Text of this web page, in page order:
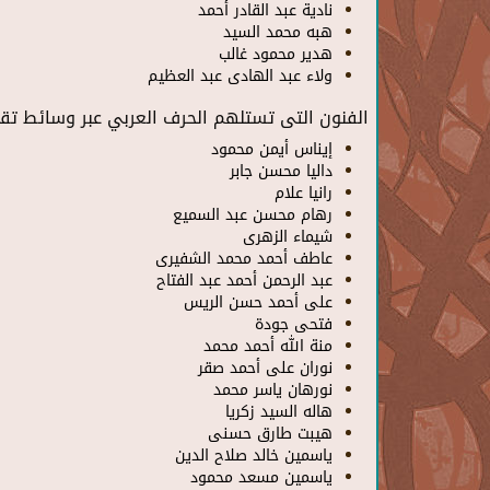
نادية عبد القادر أحمد
هبه محمد السيد
هدير محمود غالب
ولاء عبد الهادى عبد العظيم
الفنون التى تستلهم الحرف العربي عبر وسائط
إيناس أيمن محمود
داليا محسن جابر
رانيا علام
رهام محسن عبد السميع
شيماء الزهرى
عاطف أحمد محمد الشفيرى
عبد الرحمن أحمد عبد الفتاح
على أحمد حسن الريس
فتحى جودة
منة الله أحمد محمد
نوران على أحمد صقر
نورهان ياسر محمد
هاله السيد زكريا
هيبت طارق حسنى
ياسمين خالد صلاح الدين
ياسمين مسعد محمود